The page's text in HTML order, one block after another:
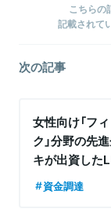
こちらの
記載されて
次の記事
女性向け「フ
ク」分野の先
キが出資した
は──押さえて
達ニュース
資金調達